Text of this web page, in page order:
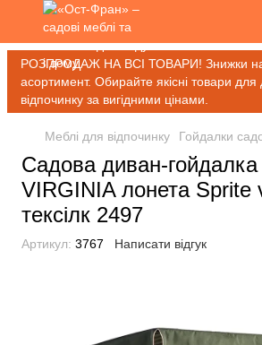
РОЗПРОДАЖ НА ВСІ ТОВАРИ! Знижки
асортимент. Обирайте якісні товари для
відпочинку за вигідними цінами.
Меблі для відпочинку Гойдалки
Садова диван-
VIRGINIA лонета Sprite
тексілк 2497
Артикул: 3767 Написати відгук